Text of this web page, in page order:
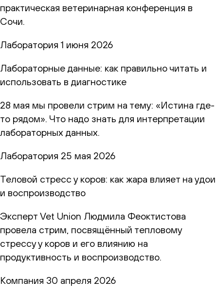
практическая ветеринарная конференция в
Сочи.
Лаборатория 1 июня 2026
Лабораторные данные: как правильно читать и
использовать в диагностике
28 мая мы провели стрим на тему: «Истина где-
то рядом». Что надо знать для интерпретации
лабораторных данных.
Лаборатория 25 мая 2026
Теловой стресс у коров: как жара влияет на удои
и воспроизводство
Эксперт Vet Union Людмила Феоктистова
провела стрим, посвящённый тепловому
стрессу у коров и его влиянию на
продуктивность и воспроизводство.
Компания 30 апреля 2026